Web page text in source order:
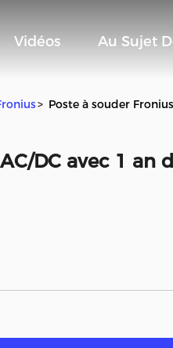
Vidéos Au Sujet
> Poste à souder
DC avec 1 an